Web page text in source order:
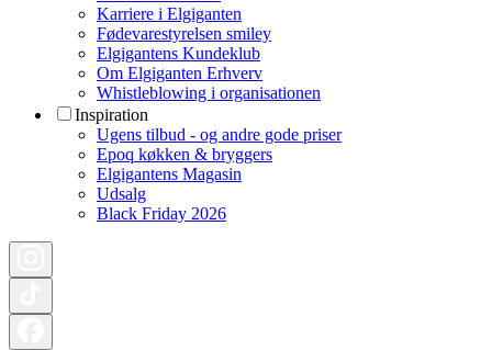
Karriere i Elgiganten
Fødevarestyrelsen smiley
Elgigantens Kundeklub
Om Elgiganten Erhverv
Whistleblowing i organisationen
Inspiration
Ugens tilbud - og andre gode priser
Epoq køkken & bryggers
Elgigantens Magasin
Udsalg
Black Friday 2026